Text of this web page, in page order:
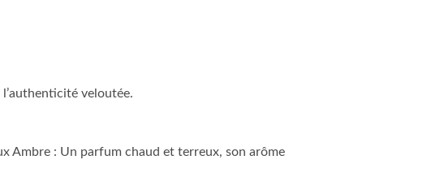
veloutée.
Ambre : Un parfum chaud et terreux, son arôme